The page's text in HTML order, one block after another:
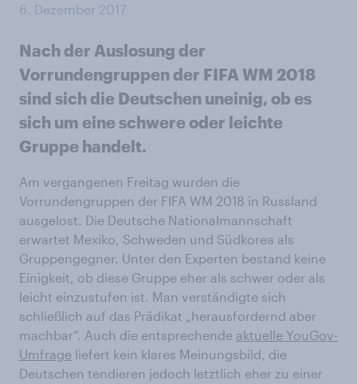
6. Dezember 2017
Nach der Auslosung der
Vorrundengruppen der FIFA WM 2018
sind sich die Deutschen uneinig, ob es
sich um eine schwere oder leichte
Gruppe handelt.
Am vergangenen Freitag wurden die
Vorrundengruppen der FIFA WM 2018 in Russland
ausgelost. Die Deutsche Nationalmannschaft
erwartet Mexiko, Schweden und Südkorea als
Gruppengegner. Unter den Experten bestand keine
Einigkeit, ob diese Gruppe eher als schwer oder als
leicht einzustufen ist. Man verständigte sich
schließlich auf das Prädikat „herausfordernd aber
machbar“. Auch die entsprechende aktuelle YouGov-
Umfrage liefert kein klares Meinungsbild, die
Deutschen tendieren jedoch letztlich eher zu einer